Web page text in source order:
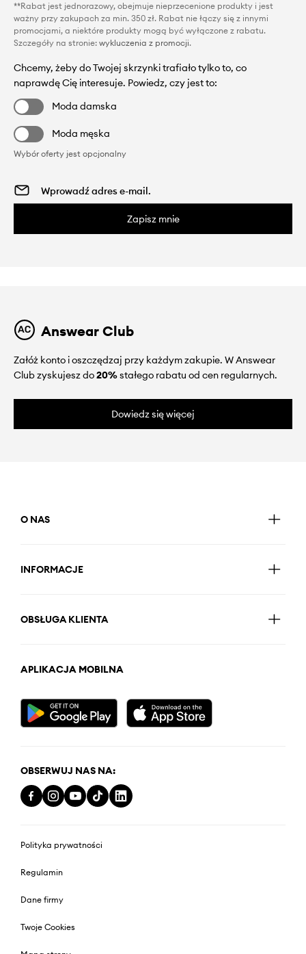
**Rabat jest jednorazowy, obejmuje nieprzecenione produkty i jest
ważny przy zakupach za min. 350 zł. Rabat nie łączy się z innymi
promocjami, a niektóre produkty mogą być wyłączone z rabatu.
Szczegóły na stronie: wykluczenia z promocji.
Chcemy, żeby do Twojej skrzynki trafiało tylko to, co
naprawdę Cię interesuje. Powiedz, czy jest to:
Moda damska
Moda męska
Wybór oferty jest opcjonalny
Zapisz mnie
Answear Club
Załóż konto i oszczędzaj przy każdym zakupie. W Answear
Club zyskujesz do20%stałego rabatu od cen regularnych.
Dowiedz się więcej
O NAS
INFORMACJE
OBSŁUGA KLIENTA
APLIKACJA MOBILNA
OBSERWUJ NAS NA:
Polityka prywatności
Regulamin
Dane firmy
Twoje Cookies